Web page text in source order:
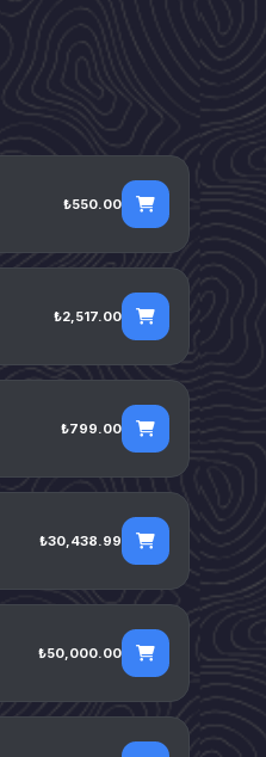
₺550.00
₺2,517.00
₺799.00
₺30,438.99
₺50,000.00